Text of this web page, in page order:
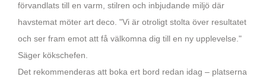
förvandlats till en varm, stilren och inbjudande miljö där
havstemat möter art deco. "Vi är otroligt stolta över resultatet
och ser fram emot att få välkomna dig till en ny upplevelse."
Säger kökschefen.
Det rekommenderas att boka ert bord redan idag – platserna